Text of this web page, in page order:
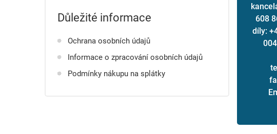
Důležité informace
Ochrana osobních údajů
Informace o zpracování osobních údajů
Podmínky nákupu na splátky
608
díly: